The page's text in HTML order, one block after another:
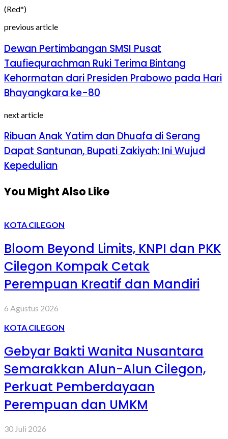
(Red*)
previous article
Dewan Pertimbangan SMSI Pusat
Taufiequrachman Ruki Terima Bintang
Kehormatan dari Presiden Prabowo pada Hari
Bhayangkara ke-80
next article
Ribuan Anak Yatim dan Dhuafa di Serang
Dapat Santunan, Bupati Zakiyah: Ini Wujud
Kepedulian
You Might Also Like
KOTA CILEGON
Bloom Beyond Limits, KNPI dan PKK
Cilegon Kompak Cetak
Perempuan Kreatif dan Mandiri
6 Agustus 2026
KOTA CILEGON
Gebyar Bakti Wanita Nusantara
Semarakkan Alun-Alun Cilegon,
Perkuat Pemberdayaan
Perempuan dan UMKM
30 Juli 2026